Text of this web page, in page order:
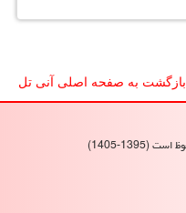
بازگشت به صفحه اصلی آنی تل